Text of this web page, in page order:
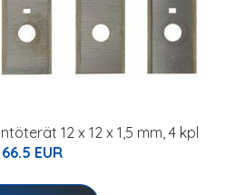
12 x 12 x 1,5 mm, 4 kpl
66.5 EUR